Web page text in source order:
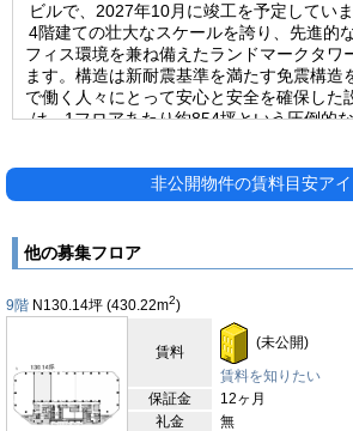
ビルで、2027年10月に竣工を予定してい
4階建ての壮大なスケールを誇り、先進的
フィス環境を兼ね備えたランドマークタワ
ます。構造は新耐震基準を満たす免震構造
で働く人々にとって安心と安全を確保した
は、1フロアあたり約854坪という圧倒的
ます。基準階にはバルコニーが設けられて
ながら開放的な空間を感じられるのも魅力
します。OAフロアを完備し、ICT環境の整
きる点も、現代のオフィスに求められる条
られる予定で、ビジネスの合間にリフレッ
を提供します。また、大規模な会議やイベ
会議室を備え、企業のプレゼンテーション
交流をサポートします。低層階には商業エ
設、イノベーションセンターが設置され、
常を支える利便性だけでなく、新たなビジ
非公開物件の賃料目安ア
他の募集フロア
9階 N130.14坪 (430.22m2)
賃料
(未公開)
賃料を知りたい
保証金
12ヶ月
礼金
無